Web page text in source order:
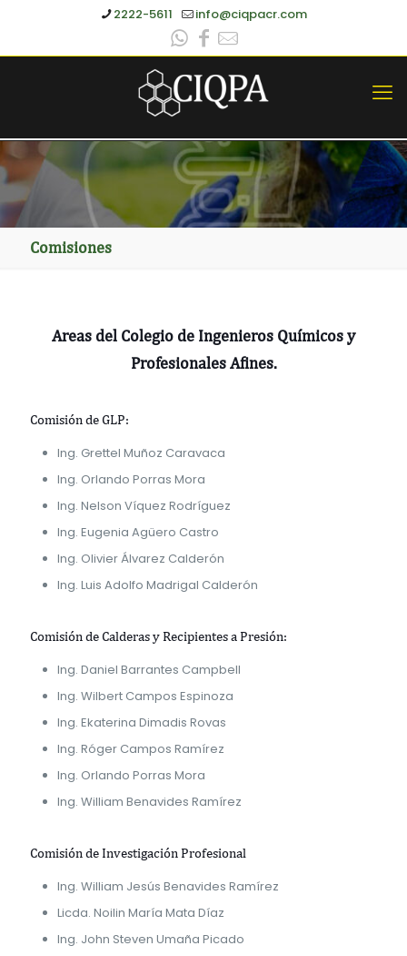
2222-5611 info@ciqpacr.com
Comisiones
Areas del Colegio de Ingenieros Químicos y
Profesionales Afines.
Comisión de GLP:
Ing. Grettel Muñoz Caravaca
Ing. Orlando Porras Mora
Ing. Nelson Víquez Rodríguez
Ing. Eugenia Agüero Castro
Ing. Olivier Álvarez Calderón
Ing. Luis Adolfo Madrigal Calderón
Comisión de Calderas y Recipientes a Presión:
Ing. Daniel Barrantes Campbell
Ing. Wilbert Campos Espinoza
Ing. Ekaterina Dimadis Rovas
Ing. Róger Campos Ramírez
Ing. Orlando Porras Mora
Ing. William Benavides Ramírez
Comisión de Investigación Profesional
Ing. William Jesús Benavides Ramírez
Licda. Noilin María Mata Díaz
Ing. John Steven Umaña Picado